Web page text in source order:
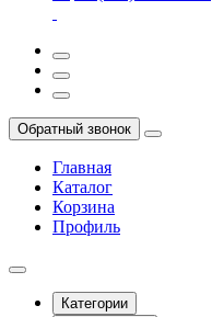
Обратный звонок
Главная
Каталог
Корзина
Профиль
Категории